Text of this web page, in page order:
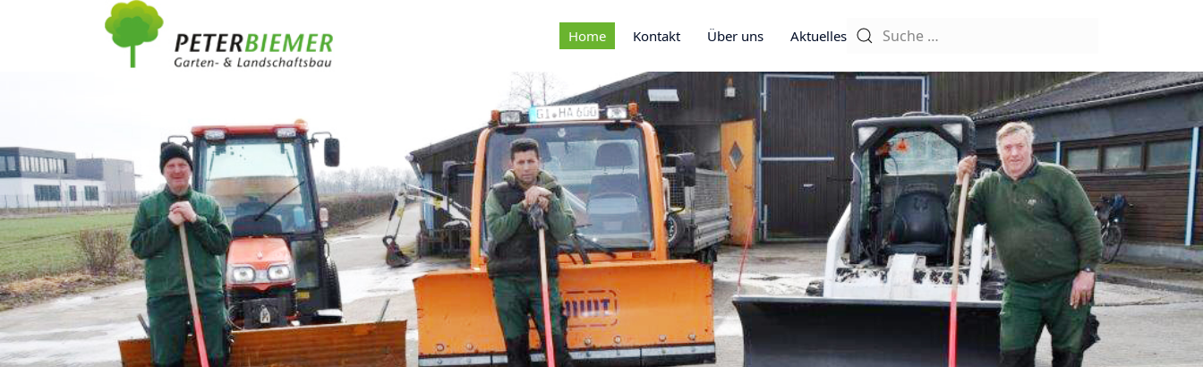
Home Kontakt Über uns Aktuelles